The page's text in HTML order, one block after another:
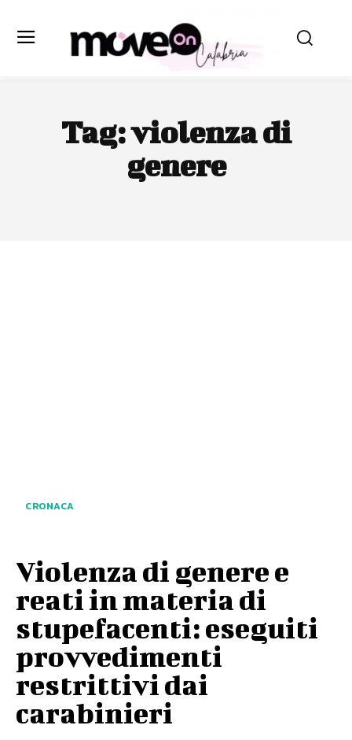
Tag:violenza di
genere
CRONACA
Violenza di genere e
reati in materia di
stupefacenti: eseguiti
provvedimenti
restrittivi dai
carabinieri